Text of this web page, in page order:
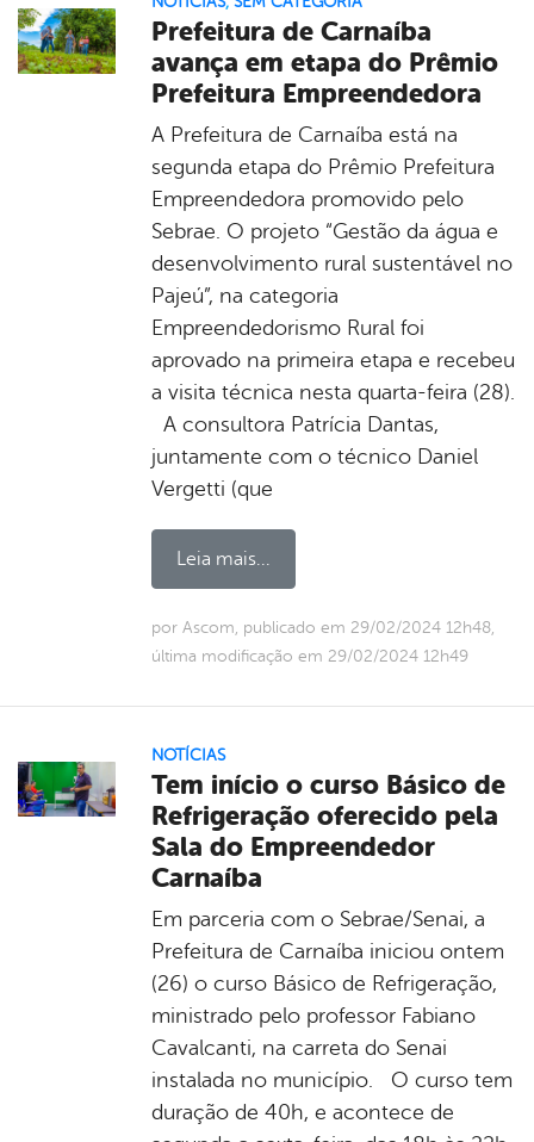
Prefeitura de Carnaíba
avança em etapa do Prêmio
Prefeitura Empreendedora
A Prefeitura de Carnaíba está na
segunda etapa do Prêmio Prefeitura
Empreendedora promovido pelo
Sebrae. O projeto “Gestão da água e
desenvolvimento rural sustentável no
Pajeú”, na categoria
Empreendedorismo Rural foi
aprovado na primeira etapa e recebeu
a visita técnica nesta quarta-feira (28).
A consultora Patrícia Dantas,
juntamente com o técnico Daniel
Vergetti (que
Leia mais...
por Ascom, publicado em 29/02/2024 12h48,
última modificação em 29/02/2024 12h49
NOTÍCIAS
Tem início o curso Básico de
Refrigeração oferecido pela
Sala do Empreendedor
Carnaíba
Em parceria com o Sebrae/Senai, a
Prefeitura de Carnaíba iniciou ontem
(26) o curso Básico de Refrigeração,
ministrado pelo professor Fabiano
Cavalcanti, na carreta do Senai
instalada no município. O curso tem
duração de 40h, e acontece de